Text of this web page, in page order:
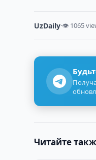
UzDaily·👁 1065
Читайте